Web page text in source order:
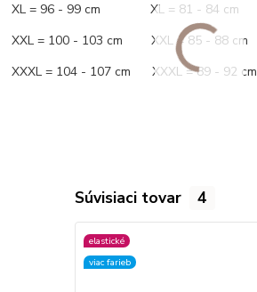
XL = 96 - 99 cm XL = 81 - 84 cm
XXL = 100 - 103 cm XXL = 85 - 88 cm
XXXL = 104 - 107 cm XXXL = 89 - 92 cm
Súvisiaci tovar 4
elastické
viac farieb